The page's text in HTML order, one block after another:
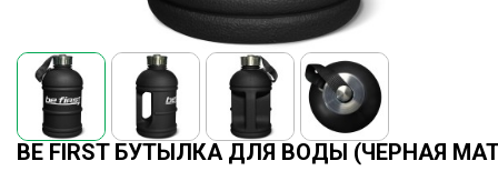
BE FIRST БУТЫЛКА ДЛЯ ВОДЫ (ЧЕРНАЯ